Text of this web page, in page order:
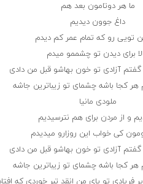
ما هر دوتامون بعد هم
داغ جوون دیدیم
تویی رو که تمام عمر کم دیدم
برای دیدن تو چشممو میدم
آزادی تو خون بهاشو قبل من دادی
کجا باشه چشمای تو زیباترین جاشه
ملودی مانیا
و از مردن برای هم نترسیدیم
کی خواب این روزارو میدیدم
آزادی تو خون بهاشو قبل من دادی
کجا باشه چشمای تو زیباترین جاشه
تو پای من انقد تبر خوردی که